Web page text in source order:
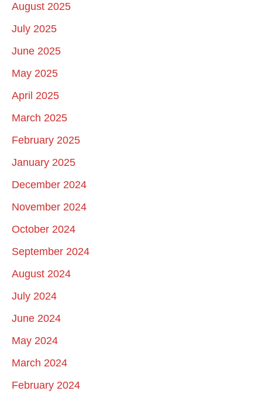
August 2025
July 2025
June 2025
May 2025
April 2025
March 2025
February 2025
January 2025
December 2024
November 2024
October 2024
September 2024
August 2024
July 2024
June 2024
May 2024
March 2024
February 2024